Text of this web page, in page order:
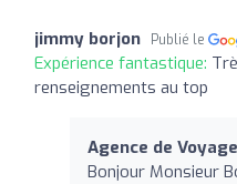
jimmy borjon Publié le
Expérience fantastique:
renseignements au top
Agence de
Bonjour Monsieur